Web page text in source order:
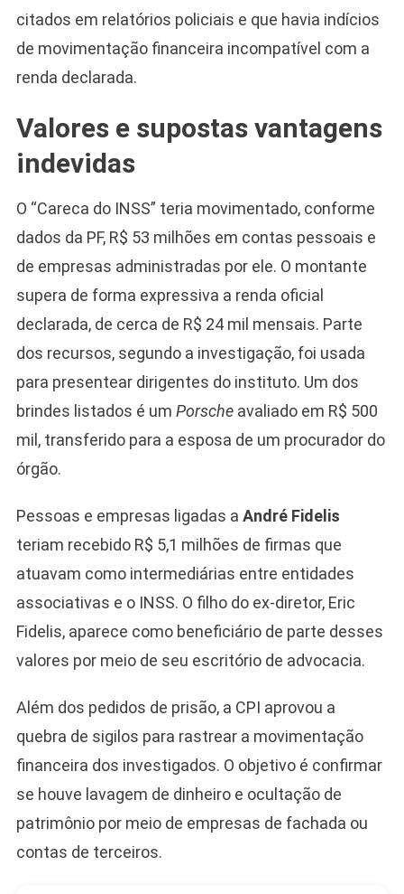
citados em relatórios policiais e que havia indícios
de movimentação financeira incompatível com a
renda declarada.
Valores e supostas vantagens
indevidas
O “Careca do INSS” teria movimentado, conforme
dados da PF, R$ 53 milhões em contas pessoais e
de empresas administradas por ele. O montante
supera de forma expressiva a renda oficial
declarada, de cerca de R$ 24 mil mensais. Parte
dos recursos, segundo a investigação, foi usada
para presentear dirigentes do instituto. Um dos
brindes listados é um Porscheavaliado em R$ 500
mil, transferido para a esposa de um procurador do
órgão.
Pessoas e empresas ligadas a André Fidelis
teriam recebido R$ 5,1 milhões de firmas que
atuavam como intermediárias entre entidades
associativas e o INSS. O filho do ex-diretor, Eric
Fidelis, aparece como beneficiário de parte desses
valores por meio de seu escritório de advocacia.
Além dos pedidos de prisão, a CPI aprovou a
quebra de sigilos para rastrear a movimentação
financeira dos investigados. O objetivo é confirmar
se houve lavagem de dinheiro e ocultação de
patrimônio por meio de empresas de fachada ou
contas de terceiros.
Camiseta Camisa
2026 Pátria Brasil 6 X
10,00 S/JUROS
R$60,00R$99,00 -39%
Ver no MERCADO
LIVRE